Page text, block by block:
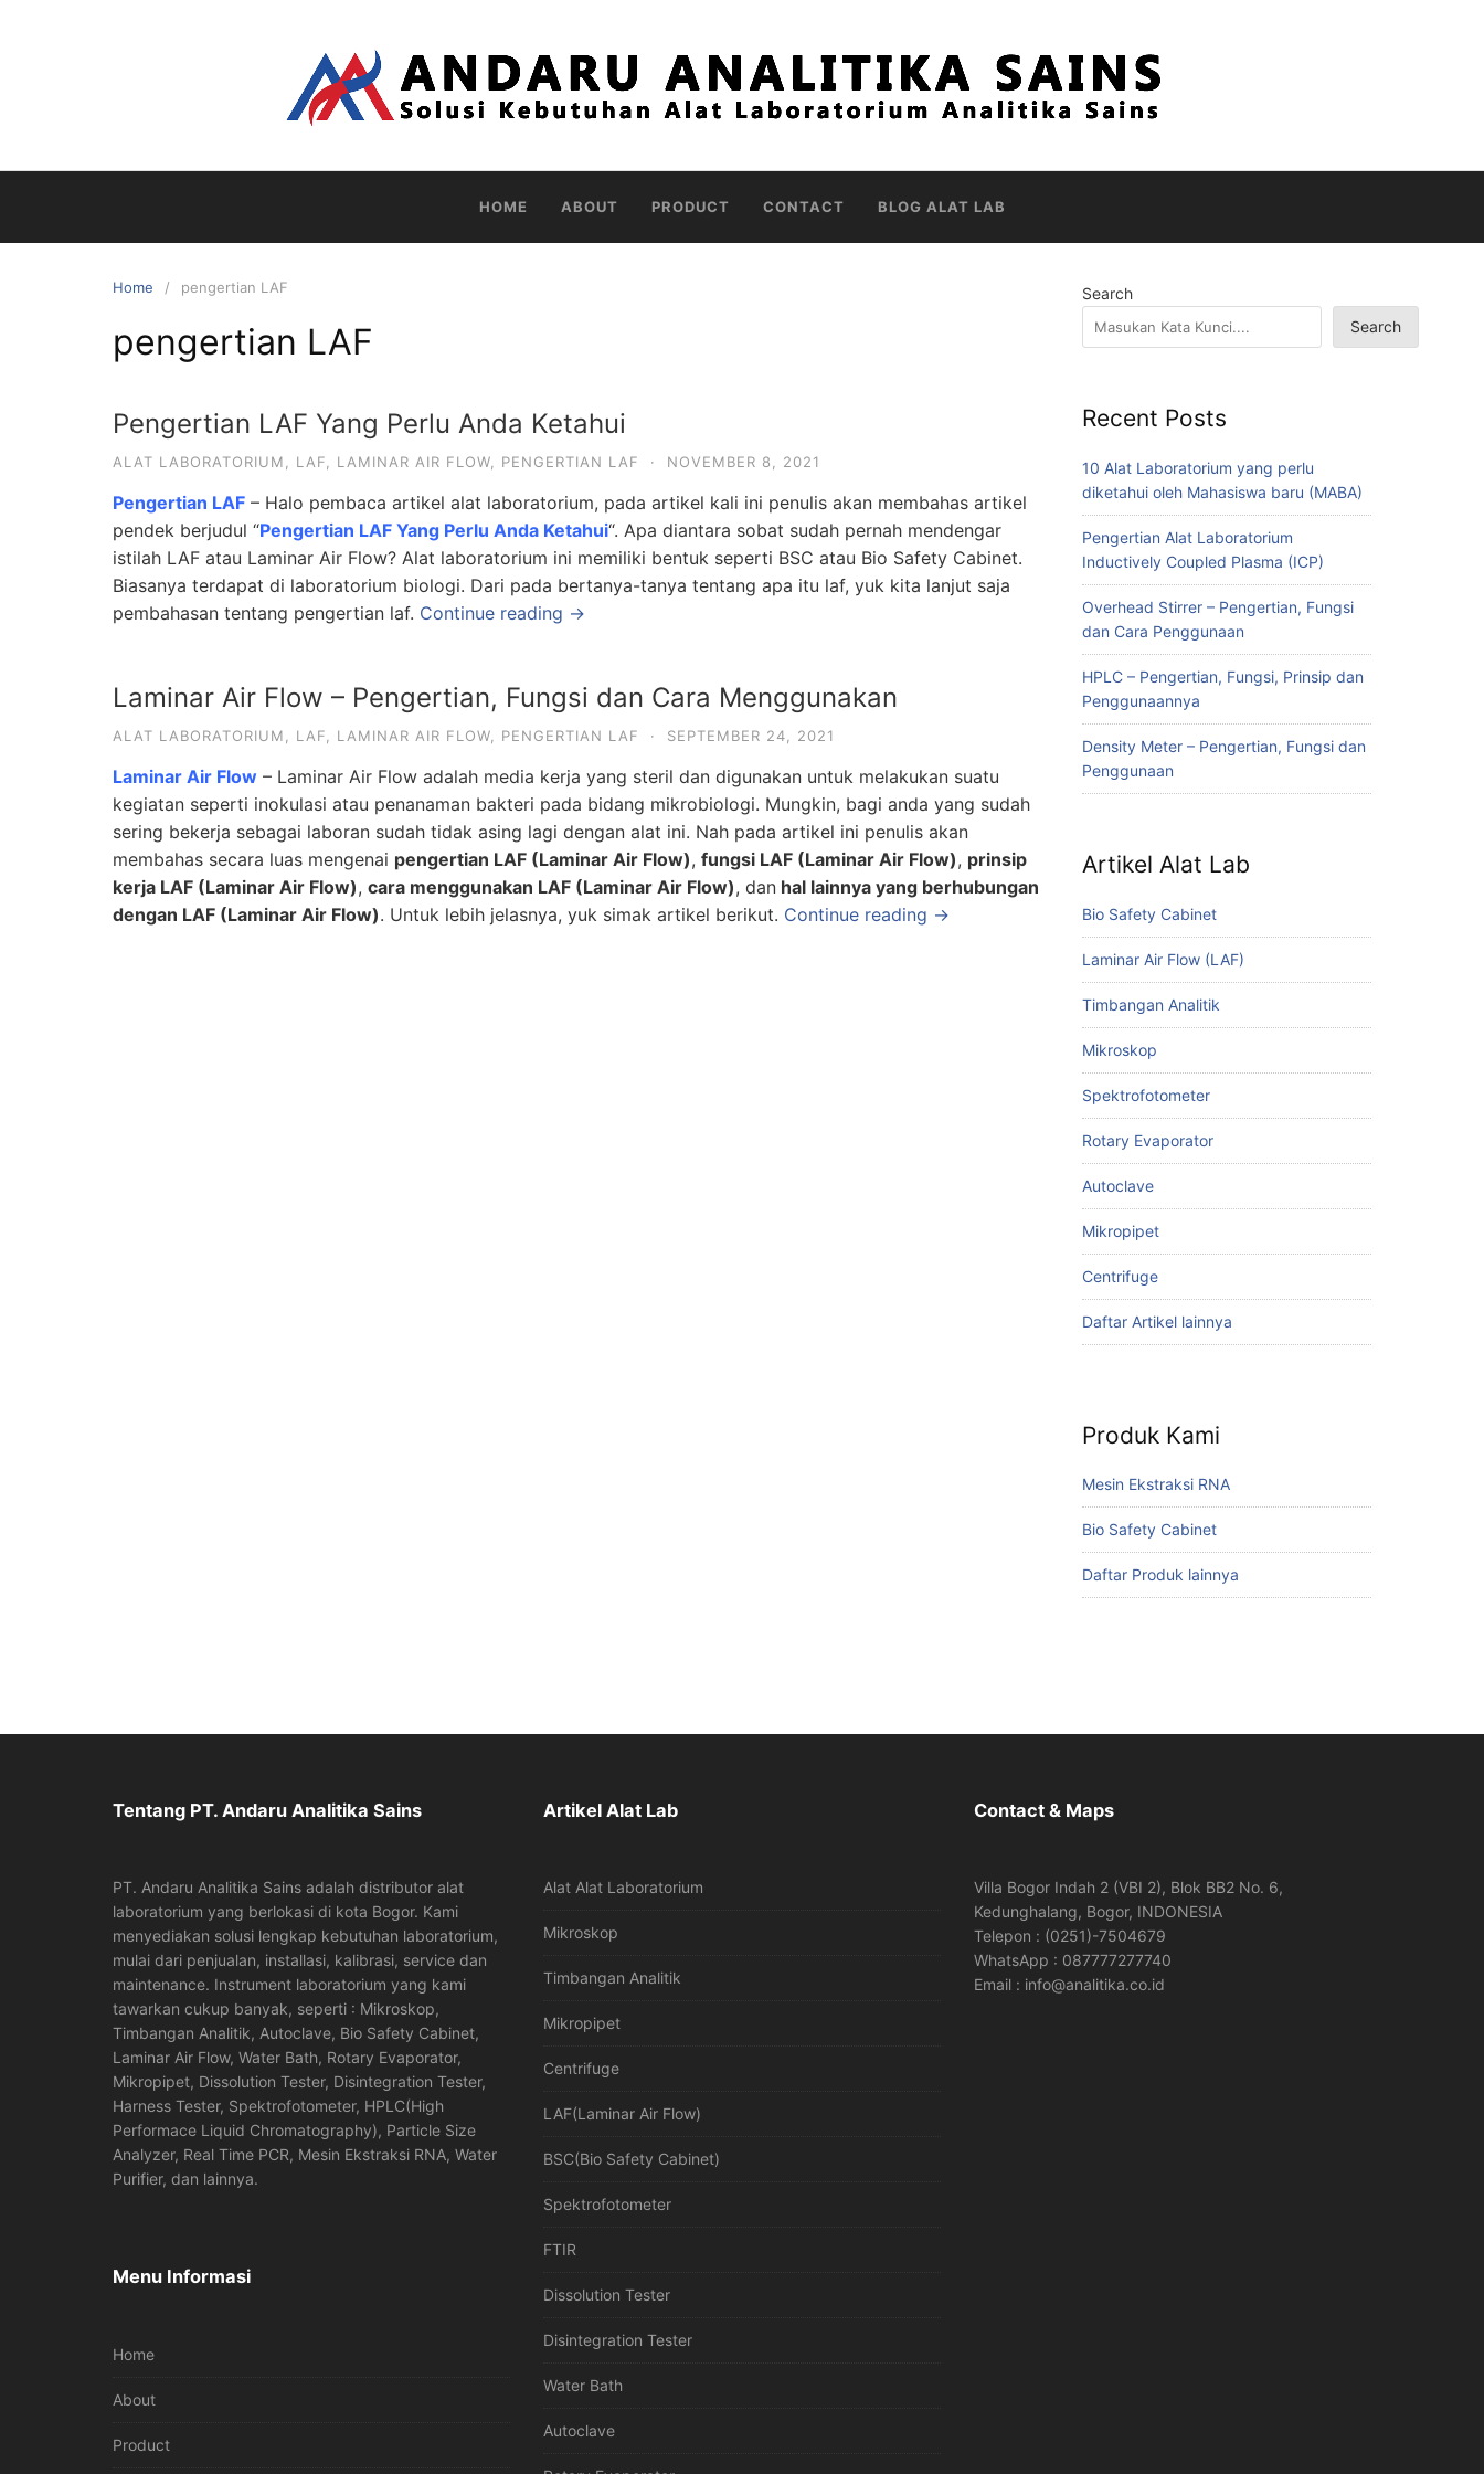
HOME ABOUT PRODUCT CONTACT BLOG ALAT LAB
Home pengertian LAF
pengertian LAF
Pengertian LAF Yang Perlu Anda Ketahui
ALAT LABORATORIUM LAF LAMINAR AIR FLOW PENGERTIAN LAF · NOVEMBER 8, 2021
Pengertian LAF – Halo pembaca artikel alat laboratorium, pada artikel kali ini penulis akan membahas artikel
pendek berjudul “Pengertian LAF Yang Perlu Anda Ketahui“. Apa diantara sobat sudah pernah mendengar
istilah LAF atau Laminar Air Flow? Alat laboratorium ini memiliki bentuk seperti BSC atau Bio Safety Cabinet.
Biasanya terdapat di laboratorium biologi. Dari pada bertanya-tanya tentang apa itu laf, yuk kita lanjut saja
pembahasan tentang pengertian laf. Continue reading →
Laminar Air Flow – Pengertian, Fungsi dan Cara Menggunakan
ALAT LABORATORIUM LAF LAMINAR AIR FLOW PENGERTIAN LAF · SEPTEMBER 24, 2021
Laminar Air Flow – Laminar Air Flow adalah media kerja yang steril dan digunakan untuk melakukan suatu
kegiatan seperti inokulasi atau penanaman bakteri pada bidang mikrobiologi. Mungkin, bagi anda yang sudah
sering bekerja sebagai laboran sudah tidak asing lagi dengan alat ini. Nah pada artikel ini penulis akan
membahas secara luas mengenai pengertian LAF (Laminar Air Flow), fungsi LAF (Laminar Air Flow), prinsip
kerja LAF (Laminar Air Flow), cara menggunakan LAF (Laminar Air Flow), dan hal lainnya yang berhubungan
dengan LAF (Laminar Air Flow). Untuk lebih jelasnya, yuk simak artikel berikut. Continue reading →
Search
Search
Recent Posts
10 Alat Laboratorium yang perlu
diketahui oleh Mahasiswa baru (MABA)
Pengertian Alat Laboratorium
Inductively Coupled Plasma (ICP)
Overhead Stirrer – Pengertian, Fungsi
dan Cara Penggunaan
HPLC – Pengertian, Fungsi, Prinsip dan
Penggunaannya
Density Meter – Pengertian, Fungsi dan
Penggunaan
Artikel Alat Lab
Bio Safety Cabinet
Laminar Air Flow (LAF)
Timbangan Analitik
Mikroskop
Spektrofotometer
Rotary Evaporator
Autoclave
Mikropipet
Centrifuge
Daftar Artikel lainnya
Produk Kami
Mesin Ekstraksi RNA
Bio Safety Cabinet
Daftar Produk lainnya
Tentang PT. Andaru Analitika Sains
PT. Andaru Analitika Sains adalah distributor alat
laboratorium yang berlokasi di kota Bogor. Kami
menyediakan solusi lengkap kebutuhan laboratorium,
mulai dari penjualan, installasi, kalibrasi, service dan
maintenance. Instrument laboratorium yang kami
tawarkan cukup banyak, seperti : Mikroskop,
Timbangan Analitik, Autoclave, Bio Safety Cabinet,
Laminar Air Flow, Water Bath, Rotary Evaporator,
Mikropipet, Dissolution Tester, Disintegration Tester,
Harness Tester, Spektrofotometer, HPLC(High
Performace Liquid Chromatography), Particle Size
Analyzer, Real Time PCR, Mesin Ekstraksi RNA, Water
Purifier, dan lainnya.
Menu Informasi
Home
About
Product
Artikel Alat Lab
Alat Alat Laboratorium
Mikroskop
Timbangan Analitik
Mikropipet
Centrifuge
LAF(Laminar Air Flow)
BSC(Bio Safety Cabinet)
Spektrofotometer
FTIR
Dissolution Tester
Disintegration Tester
Water Bath
Autoclave
Contact & Maps
Villa Bogor Indah 2 (VBI 2), Blok BB2 No. 6,
Kedunghalang, Bogor, INDONESIA
Telepon : (0251)-7504679
WhatsApp : 087777277740
Email : info@analitika.co.id